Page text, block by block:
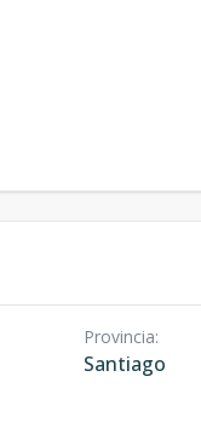
Provincia:
Santiago